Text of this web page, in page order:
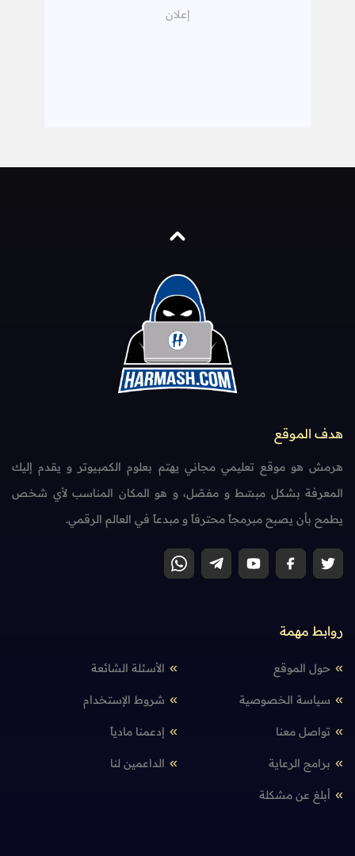
هدف الموقع
هرمش هو موقع تعليمي مجاني يهتم بعلوم الكمبيوتر و يقدم إليك
المعرفة بشكل مبسّط و مفصّل، و هو المكان المناسب لأي شخص
يطمح بأن يصبح مبرمجاً محترفاً و مبدعاً في العالم الرقمي.
روابط مهمة
حول الموقع الأسئلة الشائعة
سياسة الخصوصية شروط الإستخدام
تواصل معنا إدعمنا مادياً
برامج الرعاية الداعمين لنا
أبلغ عن مشكلة